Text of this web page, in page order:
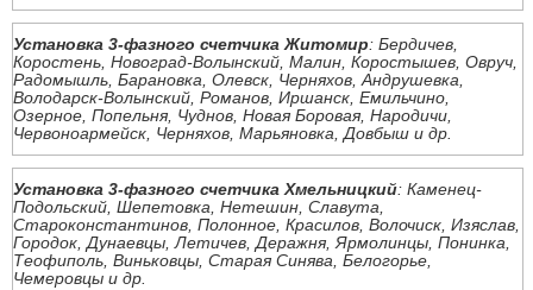
Установка 3-фазного счетчика Житомир: Бердичев,
Коростень, Новоград-Волынский, Малин, Коростышев, Овруч,
Радомышль, Барановка, Олевск, Черняхов, Андрушевка,
Володарск-Волынский, Романов, Иршанск, Емильчино,
Озерное, Попельня, Чуднов, Новая Боровая, Народичи,
Червоноармейск, Черняхов, Марьяновка, Довбыш и др.
Установка 3-фазного счетчика Хмельницкий: Каменец-
Подольский, Шепетовка, Нетешин, Славута,
Староконстантинов, Полонное, Красилов, Волочиск, Изяслав,
Городок, Дунаевцы, Летичев, Деражня, Ярмолинцы, Понинка,
Теофиполь, Виньковцы, Старая Синява, Белогорье,
Чемеровцы и др.